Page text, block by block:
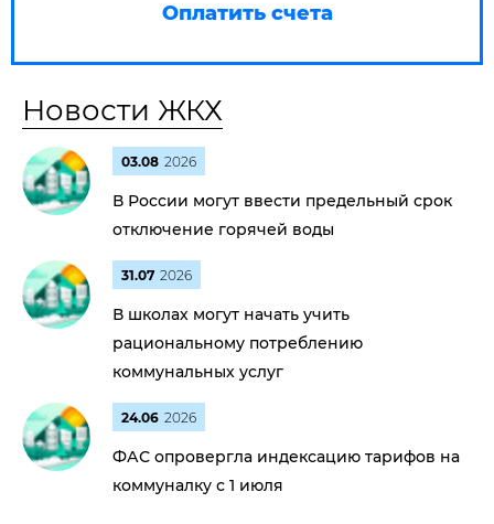
Оплатить счета
Новости ЖКХ
03.08 2026
В России могут ввести предельный срок
отключение горячей воды
31.07 2026
В школах могут начать учить
рациональному потреблению
коммунальных услуг
24.06 2026
ФАС опровергла индексацию тарифов на
коммуналку с 1 июля